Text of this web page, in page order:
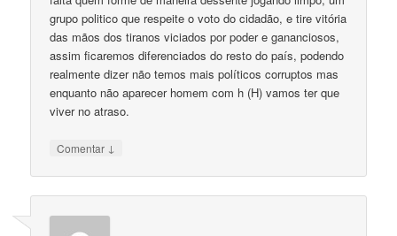
grupo politico que respeite o voto do cidadão, e tire vitória
das mãos dos tiranos viciados por poder e gananciosos,
assim ficaremos diferenciados do resto do país, podendo
realmente dizer não temos mais políticos corruptos mas
enquanto não aparecer homem com h (H) vamos ter que
viver no atraso.
Comentar ↓